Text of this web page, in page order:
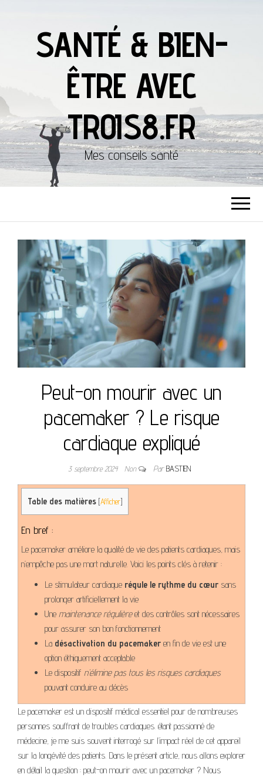
SANTÉ & BIEN-
ÊTRE AVEC
TROIS8.FR
Mes conseils santé
Peut-on mourir avec un
pacemaker ? Le risque
cardiaque expliqué
3 septembre 2024 Non ParBASTIEN
Table des matières [Afficher]
En bref :
Le pacemaker améliore la qualité de vie des patients cardiaques, mais
n’empêche pas une mort naturelle. Voici les points clés à retenir :
Le stimulateur cardiaque régule le rythme du cœur sans
prolonger artificiellement la vie
Une maintenance régulièreet des contrôles sont nécessaires
pour assurer son bon fonctionnement
La désactivation du pacemaker en fin de vie est une
option éthiquement acceptable
Le dispositif n’élimine pas tous les risques cardiaques
pouvant conduire au décès
Le pacemaker est un dispositif médical essentiel pour de nombreuses
personnes souffrant de troubles cardiaques. étant passionné de
médecine, je me suis souvent interrogé sur l’impact réel de cet appareil
sur la longévité des patients. Dans le présent article, nous allons explorer
en détail la question : peut-on mourir avec un pacemaker ? Nous